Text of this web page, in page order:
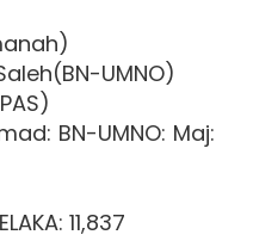
UMNO)
BN-UMNO: Maj:
11,837